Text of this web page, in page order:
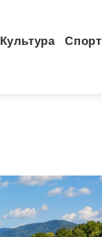
Культура Спорт